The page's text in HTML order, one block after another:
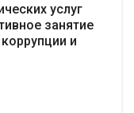
услуг
занятие
и